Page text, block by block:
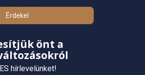
Érdekel
önt a
hírlevelünket!